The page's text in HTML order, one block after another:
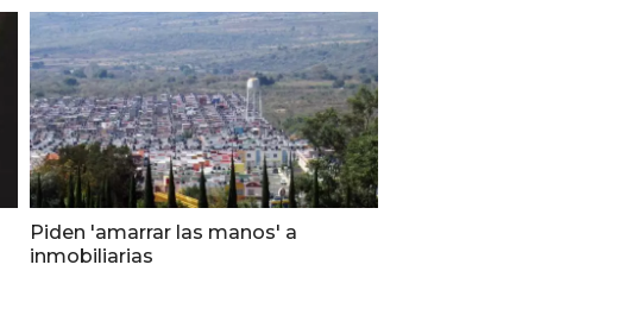
Piden 'amarrar las manos' a
inmobiliarias